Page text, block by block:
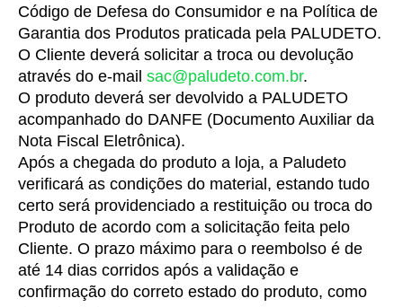
Código de Defesa do Consumidor e na Política de
Garantia dos Produtos praticada pela PALUDETO.
O Cliente deverá solicitar a troca ou devolução
através do e-mail sac@paludeto.com.br.
O produto deverá ser devolvido a PALUDETO
acompanhado do DANFE (Documento Auxiliar da
Nota Fiscal Eletrônica).
Após a chegada do produto a loja, a Paludeto
verificará as condições do material, estando tudo
certo será providenciado a restituição ou troca do
Produto de acordo com a solicitação feita pelo
Cliente. O prazo máximo para o reembolso é de
até 14 dias corridos após a validação e
confirmação do correto estado do produto, como